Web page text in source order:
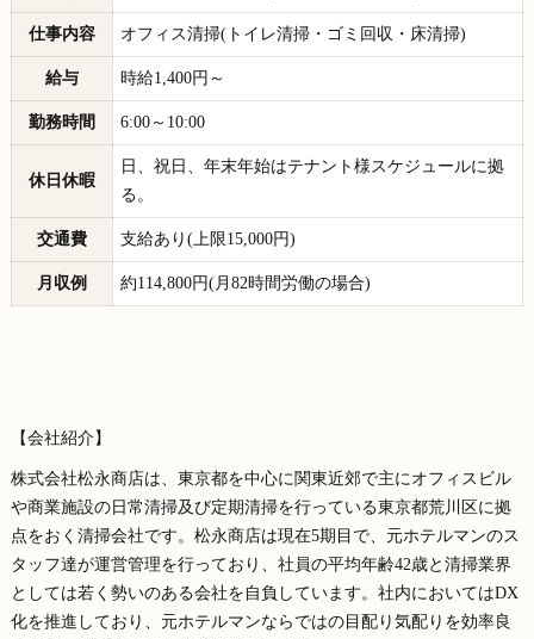
仕事内容 オフィス清掃(トイレ清掃・ゴミ回収・床清掃)
給与 時給1,400円～
勤務時間 6:00～10:00
休日休暇
日、祝日、年末年始はテナント様スケジュールに拠
る。
交通費 支給あり(上限15,000円)
月収例 約114,800円(月82時間労働の場合)
【会社紹介】
株式会社松永商店は、東京都を中心に関東近郊で主にオフィスビル
や商業施設の日常清掃及び定期清掃を行っている東京都荒川区に拠
点をおく清掃会社です。松永商店は現在5期目で、元ホテルマンのス
タッフ達が運営管理を行っており、社員の平均年齢42歳と清掃業界
としては若く勢いのある会社を自負しています。社内においてはDX
化を推進しており、元ホテルマンならではの目配り気配りを効率良